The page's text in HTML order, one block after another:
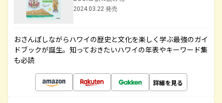
2024.03.22 発売
おさんぽしながらハワイの歴史と文化を楽しく学ぶ最強のガイ
ドブックが誕生。知っておきたいハワイの年表やキーワード集
も必読
詳細を見る